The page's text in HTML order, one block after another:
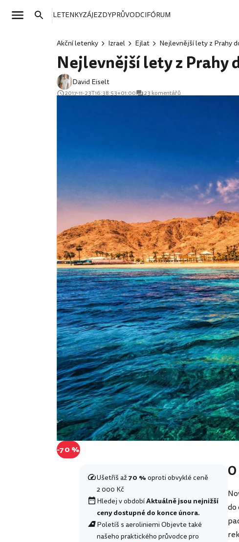
LETENKYZÁJEZDYPRŮVODCIFÓRUM
Akční letenky Izrael Ejlat Nejlevnější lety z Prahy
Nejlevnější lety z Prahy
David Eiselt
2017-11-23T16:38:53+01:00 23 komentářů
-70 %
Ušetříš až70 %oproti obvyklé ceně
2 000 Kč
Hledej v obdobíAktuálně jsou nejnižší
ceny dostupné do konce února.
Poletíš s aeroliniemi Objevte také
našeho praktického průvodce pro
do